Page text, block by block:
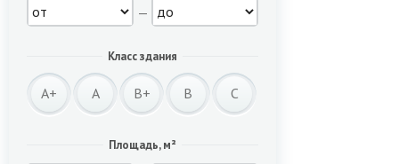
—
Класс здания
A+ A B+ B C
Площадь, м²